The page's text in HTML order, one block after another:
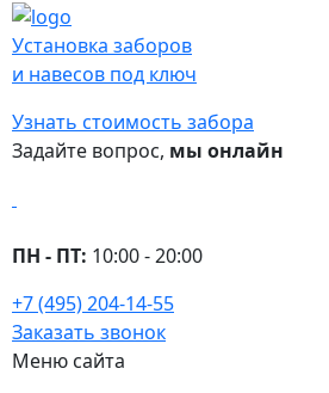
Установка заборов
и навесов под ключ
Узнать стоимость забора
Задайте вопрос, мы онлайн
ПН - ПТ: 10:00 - 20:00
+7 (495) 204-14-55
Заказать звонок
Меню сайта